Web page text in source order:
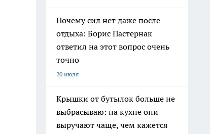
Почему сил нет даже после
отдыха: Борис Пастернак
ответил на этот вопрос очень
точно
20 июля
Крышки от бутылок больше не
выбрасываю: на кухне они
выручают чаще, чем кажется